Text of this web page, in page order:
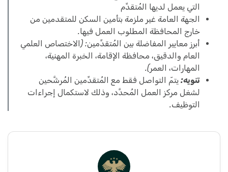
التي يعمل لديها المُتقدِّم
الجهة العامة غير ملزمة بتأمين السكن للمتقدمين من
خارج المحافظة المطلوب العمل فيها.
أبرز معايير المفاضلة بين المُتقدِّمين: (الاختصاص العلمي
العام والدقيق، محافظة الإقامة، الخبرة المهنية،
المهارات، العمر).
تنويه: يتمّ التواصل فقط مع المُتقدِّمين المُرشَّحين
لشغل مركز العمل المُحدَّد، وذلك لاستكمال إجراءات
التوظيف.